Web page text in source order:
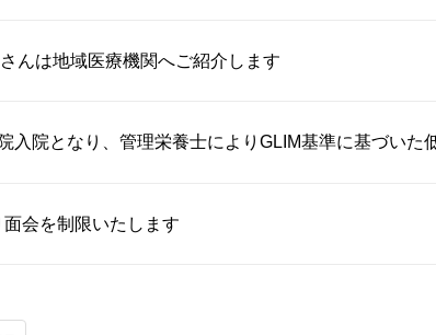
んは地域医療機関へご紹介します
入院となり、管理栄養士によりGLIM基準に基づいた
会を制限いたします